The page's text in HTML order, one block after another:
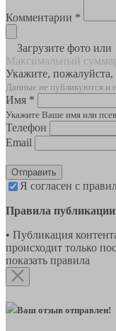
Комментарии *
Загрузите фото или
Максимальный
Укажите,
Данные не публикуются и
Имя *
Укажите Ваше имя или
Телефон
Email
Отправить
Я согласен с
Правила публикации
• Публикация
происходит только
показать правила
Ваш отзыв отправлен!